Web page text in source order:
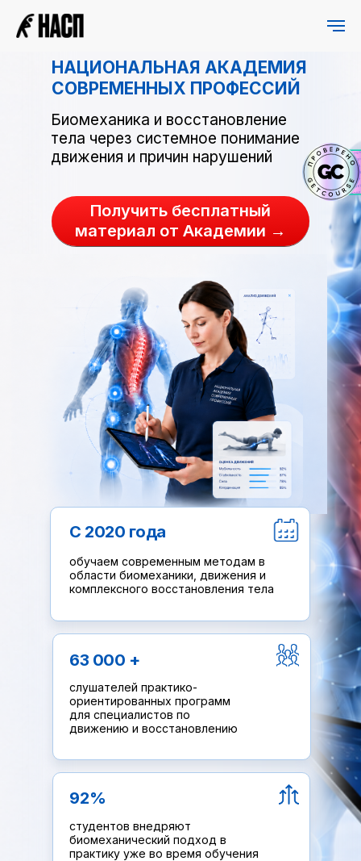
НАЦИОНАЛЬНАЯ АКАДЕМИЯ
СОВРЕМЕННЫХ ПРОФЕССИЙ
Биомеханика и восстановление
тела через системное понимание
движения и причин нарушений
С 2020 года
обучаем современным методам в
области биомеханики, движения и
комплексного восстановления тела
слушателей практико-
ориентированных программ
для специалистов по
движению и восстановлению
студентов внедряют
биомеханический подход в
практику уже во время обучения
63 000 +
92%
Получить бесплатный
материал от Академии →